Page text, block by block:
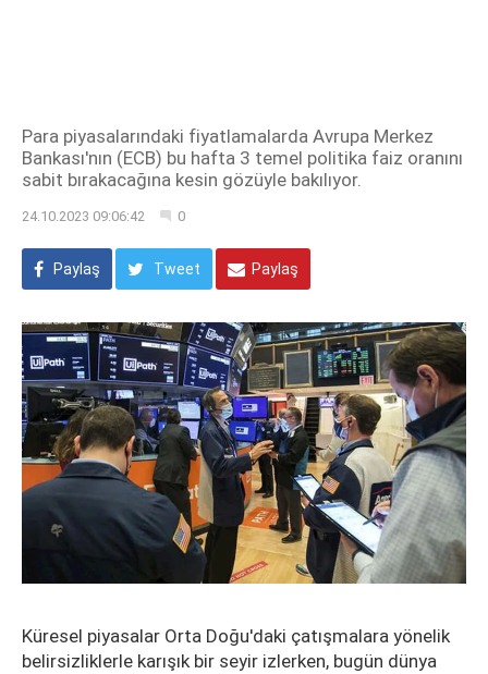
Para piyasalarındaki fiyatlamalarda Avrupa Merkez
Bankası'nın (ECB) bu hafta 3 temel politika faiz oranını
sabit bırakacağına kesin gözüyle bakılıyor.
24.10.2023 09:06:42 0
Paylaş Tweet Paylaş
Küresel piyasalar Orta Doğu'daki çatışmalara yönelik
belirsizliklerle karışık bir seyir izlerken, bugün dünya